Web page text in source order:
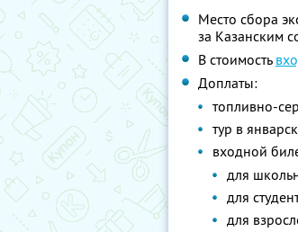
Место сбора
за Казанским
В стоимость
Доплаты:
топливно-
тур в
входной
для
для
для